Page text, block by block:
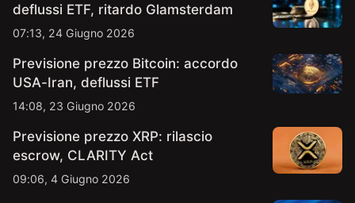
deflussi ETF, ritardo Glamsterdam
07:13, 24 Giugno 2026
Previsione prezzo Bitcoin: accordo
USA-Iran, deflussi ETF
14:08, 23 Giugno 2026
Previsione prezzo XRP: rilascio
escrow, CLARITY Act
09:06, 4 Giugno 2026